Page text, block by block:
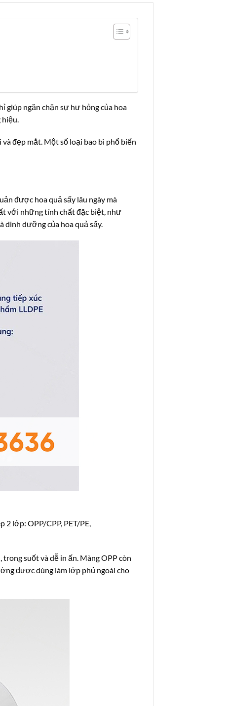
giúp ngăn chặn sự hư hỏng của hoa
đẹp mắt. Một số loại bao bì phổ biến
được hoa quả sấy lâu ngày mà
với những tính chất đặc biệt, như
dinh dưỡng của hoa quả sấy.
lớp: OPP/CPP, PET/PE,
suốt và dễ in ấn. Màng OPP còn
được dùng làm lớp phủ ngoài cho